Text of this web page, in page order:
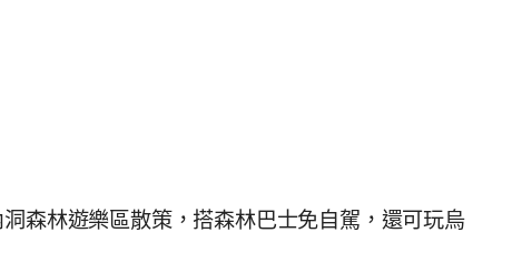
森林遊樂區散策，搭森林巴士免自駕，還可玩烏